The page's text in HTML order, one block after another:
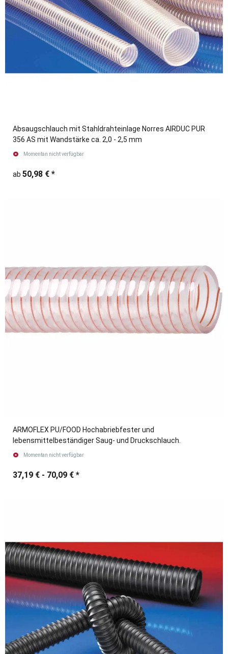
Absaugschlauch mit Stahldrahteinlage Norres AIRDUC PUR
356 AS mit Wandstärke ca. 2,0 - 2,5 mm
Momentan nicht verfügbar
ab 50,98 € *
ARMOFLEX PU/FOOD Hochabriebfester und
lebensmittelbeständiger Saug- und Druckschlauch.
Momentan nicht verfügbar
37,19 € - 70,09 € *